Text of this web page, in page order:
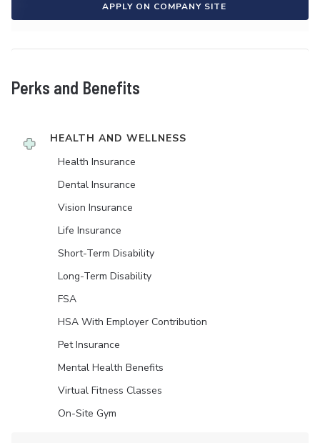
APPLY ON COMPANY SITE
Perks and Benefits
HEALTH AND WELLNESS
Health Insurance
Dental Insurance
Vision Insurance
Life Insurance
Short-Term Disability
Long-Term Disability
FSA
HSA With Employer Contribution
Pet Insurance
Mental Health Benefits
Virtual Fitness Classes
On-Site Gym